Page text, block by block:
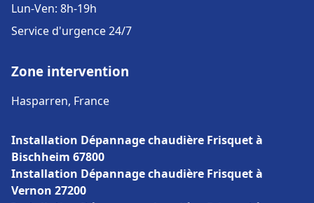
Lun-Ven: 8h-19h
Service d'urgence 24/7
Zone intervention
Hasparren, France
Installation Dépannage chaudière Frisquet à
Bischheim 67800
Installation Dépannage chaudière Frisquet à
Vernon 27200